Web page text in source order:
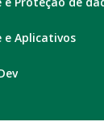
e Aplicativos